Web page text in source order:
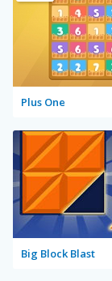
Plus One
Big Block Blast